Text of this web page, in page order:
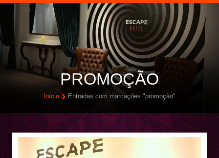
PROMOÇÃO
Você está aqui:
Início Entradas com marcações "promoção"